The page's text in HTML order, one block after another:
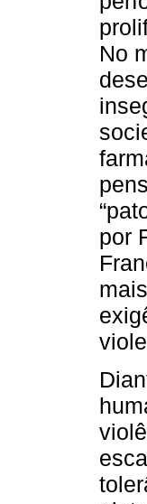
No
por